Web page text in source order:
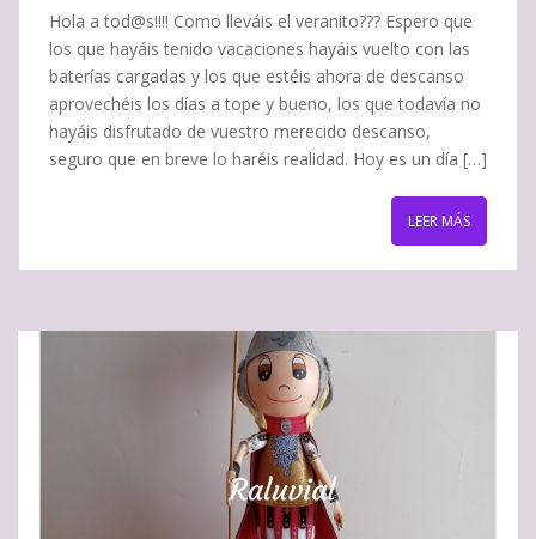
Hola a tod@s!!!! Como lleváis el veranito??? Espero que
los que hayáis tenido vacaciones hayáis vuelto con las
baterías cargadas y los que estéis ahora de descanso
aprovechéis los días a tope y bueno, los que todavía no
hayáis disfrutado de vuestro merecido descanso,
seguro que en breve lo haréis realidad. Hoy es un día […]
LEER MÁS